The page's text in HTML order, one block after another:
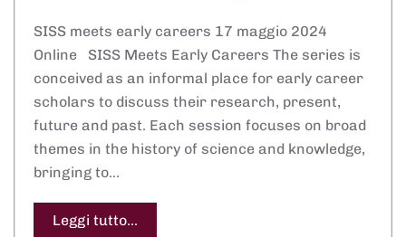
SISS meets early careers 17 maggio 2024
Online SISS Meets Early Careers The series is
conceived as an informal place for early career
scholars to discuss their research, present,
future and past. Each session focuses on broad
themes in the history of science and knowledge,
bringing to…
Leggi tutto...